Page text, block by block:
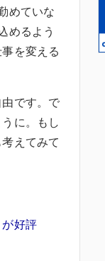
めていな
めるよう
を変える
です。で
に。もし
えてみて
好評